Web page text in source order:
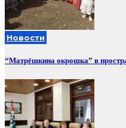
Новости
“Матрёшкина окрошка” в